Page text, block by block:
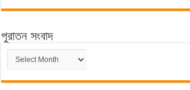
পুরাতন সংবাদ
পুরাতন
সংবাদ